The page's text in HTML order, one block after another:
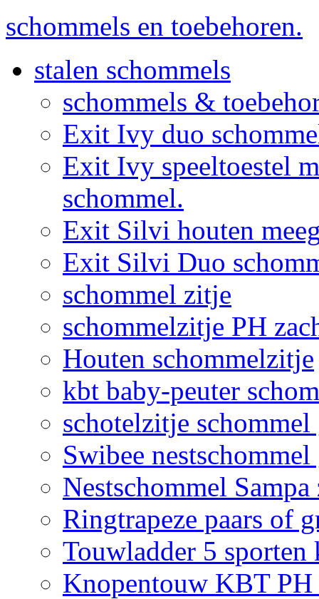
schommels en toebehoren.
stalen schommels
schommels &
Exit Ivy duo
Exit Ivy speeltoestel
schommel.
Exit Silvi houten
Exit Silvi Duo
schommel zitje
schommelzitje PH
Houten schommelzitje
kbt baby-peuter
schotelzitje
Swibee nestschommel
Nestschommel
Ringtrapeze paars of
Touwladder 5 sporten
Knopentouw KBT